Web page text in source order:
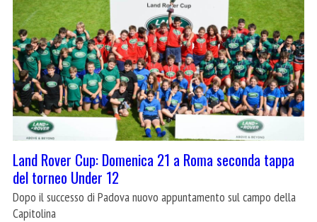
Land Rover Cup: Domenica 21 a Roma seconda tappa
del torneo Under 12
Dopo il successo di Padova nuovo appuntamento sul campo della
Capitolina